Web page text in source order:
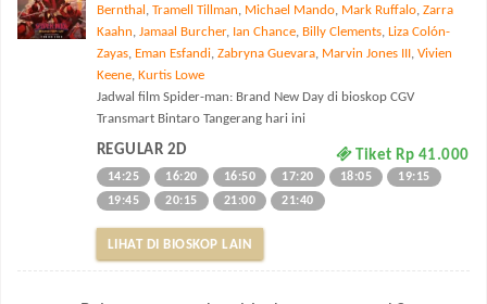
Bernthal , Tramell Tillman, Michael Mando, Mark Ruffalo, Zarra
Kaahn, Jamaal Burcher, Ian Chance, Billy Clements, Liza Colón-
Zayas, Eman Esfandi, Zabryna Guevara, Marvin Jones III, Vivien
Keene, Kurtis Lowe
Jadwal film Spider-man: Brand New Day di bioskop CGV
Transmart Bintaro Tangerang hari ini
REGULAR 2D Tiket Rp 41.000
14:25 16:20 16:50 17:20 18:05
19:15
19:45
20:15 21:00 21:40
LIHAT DI BIOSKOP LAIN